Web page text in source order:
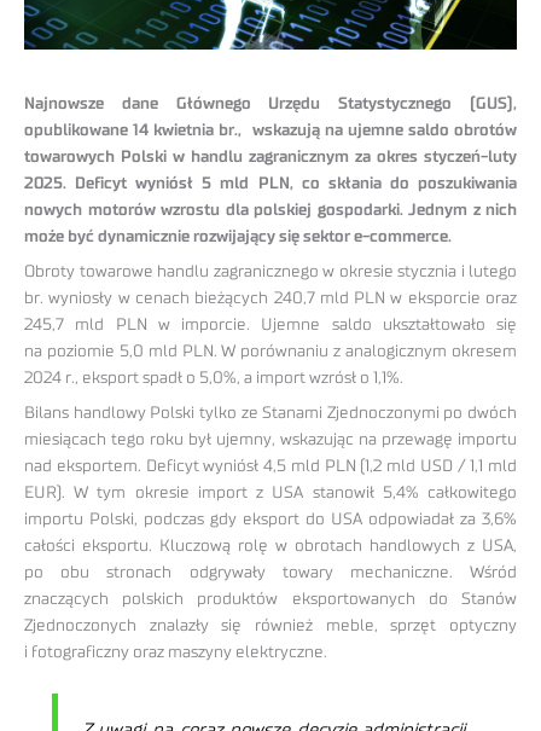
Najnowsze dane Głównego Urzędu Statystycznego (GUS),
opublikowane 14 kwietnia br., wskazują na ujemne saldo obrotów
towarowych Polski w handlu zagranicznym za okres styczeń-luty
2025. Deficyt wyniósł 5 mld PLN, co skłania do poszukiwania
nowych motorów wzrostu dla polskiej gospodarki. Jednym z nich
może być dynamicznie rozwijający się sektor e-commerce.
Obroty towarowe handlu zagranicznego w okresie stycznia i lutego
br. wyniosły w cenach bieżących 240,7 mld PLN w eksporcie oraz
245,7 mld PLN w imporcie. Ujemne saldo ukształtowało się
na poziomie 5,0 mld PLN. W porównaniu z analogicznym okresem
2024 r., eksport spadł o 5,0%, a import wzrósł o 1,1%.
Bilans handlowy Polski tylko ze Stanami Zjednoczonymi po dwóch
miesiącach tego roku był ujemny, wskazując na przewagę importu
nad eksportem. Deficyt wyniósł 4,5 mld PLN (1,2 mld USD / 1,1 mld
EUR). W tym okresie import z USA stanowił 5,4% całkowitego
importu Polski, podczas gdy eksport do USA odpowiadał za 3,6%
całości eksportu. Kluczową rolę w obrotach handlowych z USA,
po obu stronach odgrywały towary mechaniczne. Wśród
znaczących polskich produktów eksportowanych do Stanów
Zjednoczonych znalazły się również meble, sprzęt optyczny
i fotograficzny oraz maszyny elektryczne.